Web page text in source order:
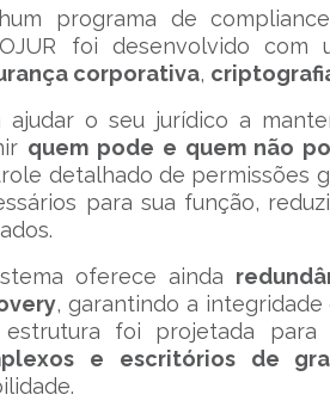
programa de
foi desenvolvido com
corporativa,
ajudar o seu jurídico a
quem pode e quem não
detalhado de permissões
para sua função,
oferece ainda
, garantindo a
estrutura foi projetada
e escritórios de